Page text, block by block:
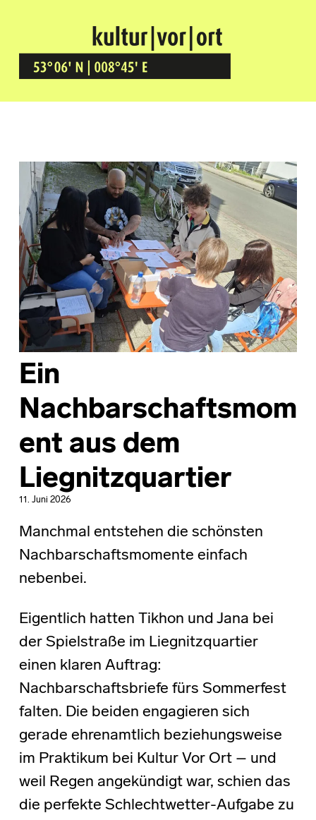
Kultur Vor Ort
BREMEN GRÖPELINGEN
Ein
Nachbarschaftsmom
ent aus dem
Liegnitzquartier
11. Juni 2026
Manchmal entstehen die schönsten
Nachbarschaftsmomente einfach
nebenbei.
Eigentlich hatten Tikhon und Jana bei
der Spielstraße im Liegnitzquartier
einen klaren Auftrag:
Nachbarschaftsbriefe fürs Sommerfest
falten. Die beiden engagieren sich
gerade ehrenamtlich beziehungsweise
im Praktikum bei Kultur Vor Ort – und
weil Regen angekündigt war, schien das
die perfekte Schlechtwetter-Aufgabe zu